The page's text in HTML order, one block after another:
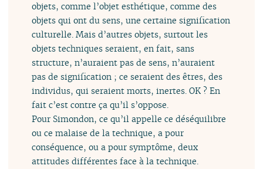
objets, comme l’objet esthétique, comme des
objets qui ont du sens, une certaine signification
culturelle. Mais d’autres objets, surtout les
objets techniques seraient, en fait, sans
structure, n’auraient pas de sens, n’auraient
pas de signification ; ce seraient des êtres, des
individus, qui seraient morts, inertes. OK ? En
fait c’est contre ça qu’il s’oppose.
Pour Simondon, ce qu’il appelle ce déséquilibre
ou ce malaise de la technique, a pour
conséquence, ou a pour symptôme, deux
attitudes différentes face à la technique.